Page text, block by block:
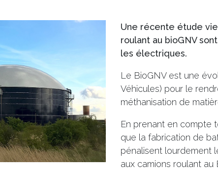
Une récente étude
roulant au bioGNV
les électriques.
Le BioGNV est une
Véhicules) pour le
méthanisation de
En prenant en compte
que la fabrication de
pénalisent lourdement
aux camions roulant